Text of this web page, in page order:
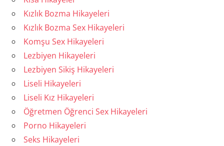
Kızlık Bozma Hikayeleri
Kızlık Bozma Sex Hikayeleri
Komşu Sex Hikayeleri
Lezbiyen Hikayeleri
Lezbiyen Sikiş Hikayeleri
Liseli Hikayeleri
Liseli Kız Hikayeleri
Öğretmen Öğrenci Sex Hikayeleri
Porno Hikayeleri
Seks Hikayeleri